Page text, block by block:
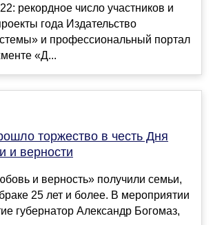
рекордное число участников и
года Издательство
и профессиональный портал
«Д...
торжество в честь Дня
и верности
и верность» получили семьи,
25 лет и более. В мероприятии
губернатор Александр Богомаз,